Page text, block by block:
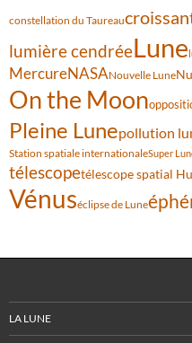
constellation du Taureau
lumière cendréeLune
MercureNASANouvelle Lune
On the Moon
Pleine Lunepollution
Station spatiale internationaleSuper
télescopetélescope spatial
Vénuséclipse de Lune
LA LUNE